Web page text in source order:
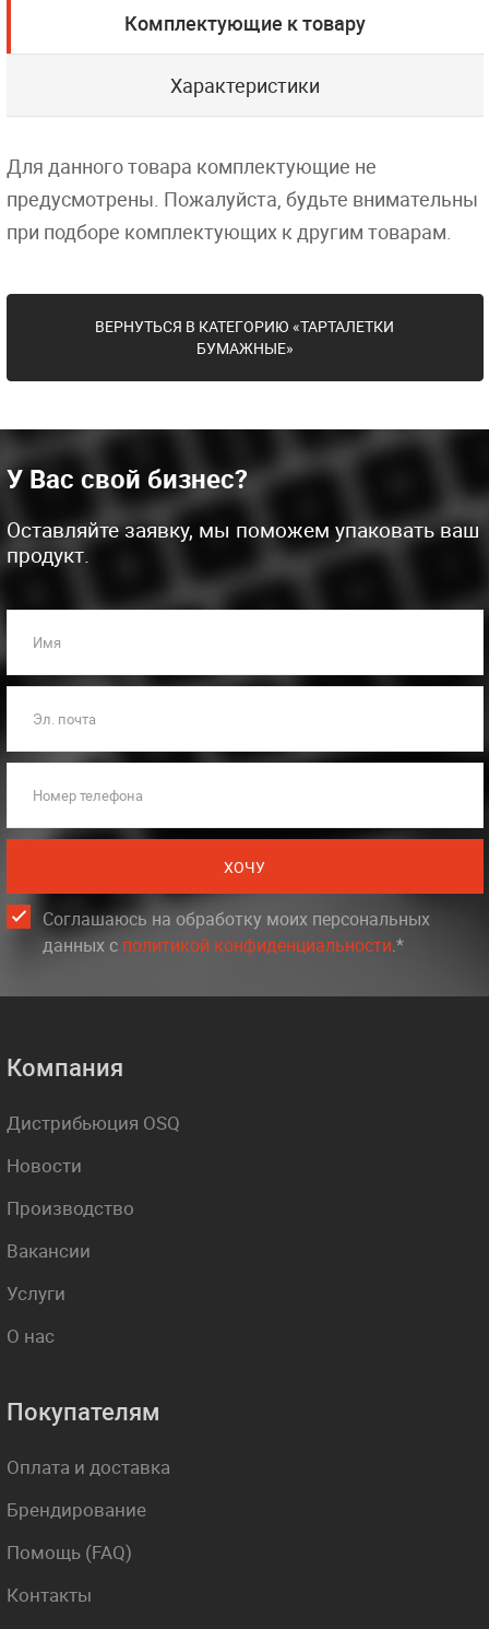
Комплектующие к товару
Характеристики
Для данного товара комплектующие не
предусмотрены. Пожалуйста, будьте внимательны
при подборе комплектующих к другим товарам.
ВЕРНУТЬСЯ В КАТЕГОРИЮ «ТАРТАЛЕТКИ
БУМАЖНЫЕ»
У Вас свой бизнес?
Оставляйте заявку, мы поможем упаковать ваш
продукт.
Имя
Эл. почта
Номер телефона
ХОЧУ
Соглашаюсь на обработку моих персональных
данных c политикой конфиденциальности.*
Компания
Дистрибьюция OSQ
Новости
Производство
Вакансии
Услуги
О нас
Покупателям
Оплата и доставка
Брендирование
Помощь (FAQ)
Контакты